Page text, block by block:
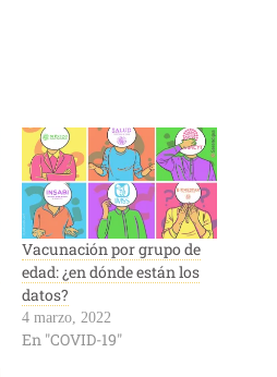
Vacunación por grupo de
edad: ¿en dónde están los
datos?
4 marzo, 2022
En "COVID-19"